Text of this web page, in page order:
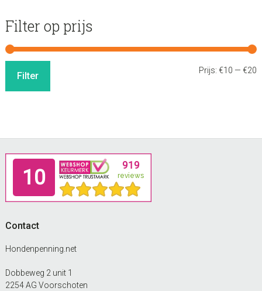
Filter op prijs
Filter Prijs:€10 —€20
Footer
Contact
Hondenpenning.net
Dobbeweg 2 unit 1
2254 AG Voorschoten